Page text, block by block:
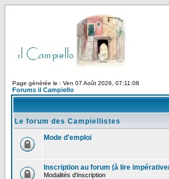
Page générée le : Ven 07 Août 2026, 07:11:08
Forums il Campiello
Le forum des Campiellistes
Mode d'emploi
Inscription au forum (à lire
Modalités d'inscription